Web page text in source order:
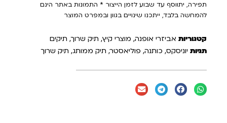
תפירה, יתווסף עד שבוע לזמן הייצור * התמונות באתר הינם
להמחשה בלבד, ייתכנו שינויים בגוון ובמפרט המוצר
קטגוריות אביזרי אופנה, מוצרי קיץ, תיק שרוך, תיקים
תגיות יוניסקס, כותנה, פוליאסטר, תיק ממותג, תיק שרוך